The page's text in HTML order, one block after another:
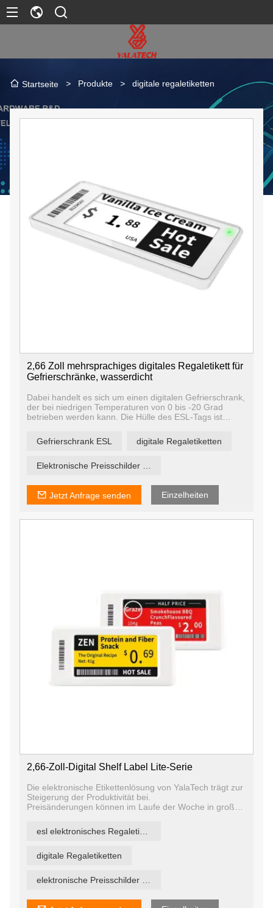
Startseite > Produkte > digitale regaletiketten
2,66 Zoll mehrsprachiges digitales Regaletikett für
Gefrierschränke, wasserdicht
Dabei handelt es sich um einen digitalen Gefrierschrank,
der bei niedrigen Temperaturen von 0 bis -20 Grad
betrieben werden kann. Die Hülle des ESL-Tags ist
Die Wasserdichtigkeit beträgt IP68, was bedeutet, dass
das digitale Preisschild 30 Minuten lang in 1,5 Meter
Gefrierschrank ESL digitale Regaletiketten
Jetzt Anfrage senden Einzelheiten
2,66-Zoll-Digital Shelf Label Lite-Serie
Die elektronische Etikettenlösung von YalaTech trägt zur
Steigerung der Produktivität bei.
Preisänderungen können im Laufe der Woche in großen
Mitarbeiter dazu zwingt, viel Zeit mit einer Aufgabe zu
verbringen, die die meisten langweilig finden. Mit
verbessern und Ihre Mitarbeiter für das Wesentliche
digitale Regaletiketten